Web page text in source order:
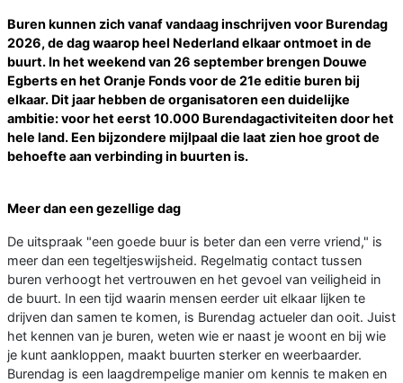
Buren kunnen zich vanaf vandaag inschrijven voor Burendag
2026, de dag waarop heel Nederland elkaar ontmoet in de
buurt. In het weekend van 26 september brengen Douwe
Egberts en het Oranje Fonds voor de 21e editie buren bij
elkaar. Dit jaar hebben de organisatoren een duidelijke
ambitie: voor het eerst 10.000 Burendagactiviteiten door het
hele land. Een bijzondere mijlpaal die laat zien hoe groot de
behoefte aan verbinding in buurten is.
Meer dan een gezellige dag
De uitspraak "een goede buur is beter dan een verre vriend," is
meer dan een tegeltjeswijsheid. Regelmatig contact tussen
buren verhoogt het vertrouwen en het gevoel van veiligheid in
de buurt. In een tijd waarin mensen eerder uit elkaar lijken te
drijven dan samen te komen, is Burendag actueler dan ooit. Juist
het kennen van je buren, weten wie er naast je woont en bij wie
je kunt aankloppen, maakt buurten sterker en weerbaarder.
Burendag is een laagdrempelige manier om kennis te maken en